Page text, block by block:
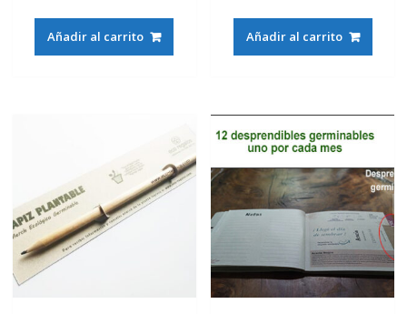
Añadir al carrito Añadir al carrito